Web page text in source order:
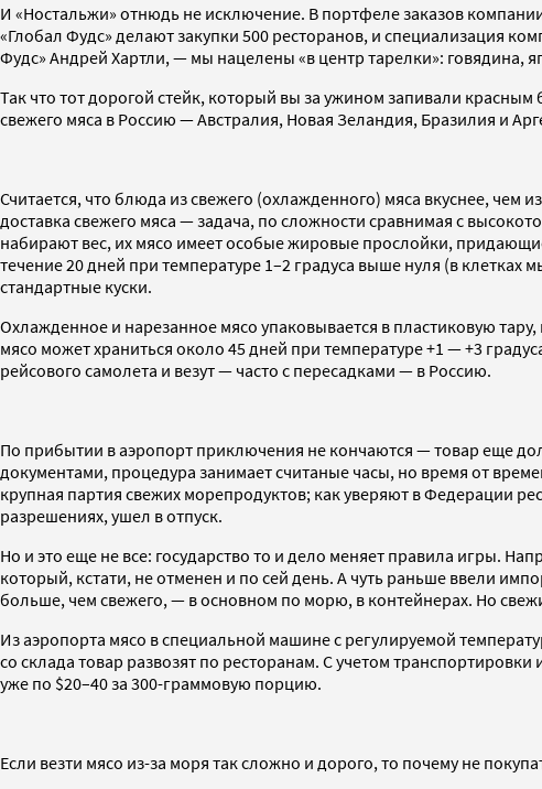
И «Ностальжи» отнюдь не исключение. В портфеле заказов
«Глобал Фудс» делают закупки 500 ресторанов, и специализация
Фудс» Андрей Хартли, — мы нацелены «в центр тарелки»: говядина,
Так что тот дорогой стейк, который вы за ужином запивали
свежего мяса в Россию — Австралия, Новая Зеландия, Бразилия и
Считается, что блюда из свежего (охлажденного) мяса вкуснее,
доставка свежего мяса — задача, по сложности сравнимая с
набирают вес, их мясо имеет особые жировые прослойки,
течение 20 дней при температуре 1–2 градуса выше нуля (в
стандартные куски.
Охлажденное и нарезанное мясо упаковывается в пластиковую
мясо может храниться около 45 дней при температуре +1 — +3
рейсового самолета и везут — часто с пересадками — в Россию.
По прибытии в аэропорт приключения не кончаются — товар еще
документами, процедура занимает считаные часы, но время от
крупная партия свежих морепродуктов; как уверяют в Федерации
разрешениях, ушел в отпуск.
Но и это еще не все: государство то и дело меняет правила игры.
который, кстати, не отменен и по сей день. А чуть раньше ввели
больше, чем свежего, — в основном по морю, в контейнерах. Но
Из аэропорта мясо в специальной машине с регулируемой
со склада товар развозят по ресторанам. С учетом
уже по $20–40 за 300-граммовую порцию.
Если везти мясо из-за моря так сложно и дорого, то почему не